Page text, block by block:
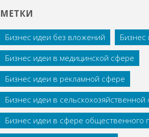
МЕТКИ
Бизнес идеи без вложений
Бизнес
Бизнес идеи в медицинской сфере
Бизнес идеи в рекламной сфере
Бизнес идеи в сельскохозяйственной
Бизнес идеи в сфере общественного